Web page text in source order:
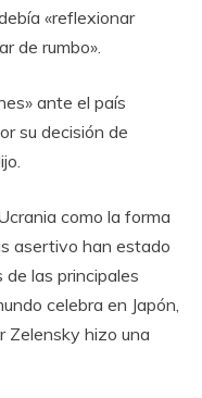
«reflexionar
de rumbo».
ante el país
su decisión de
como la forma
asertivo han estado
las principales
celebra en Japón,
Zelensky hizo una